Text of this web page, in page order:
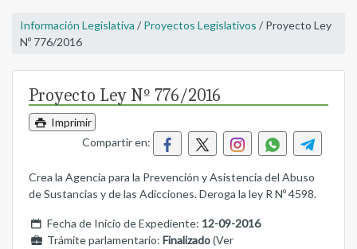
Información Legislativa / Proyectos Legislativos / Proyecto Ley
Nº 776/2016
Proyecto Ley Nº 776/2016
Imprimir
Compartir en:
Crea la Agencia para la Prevención y Asistencia del Abuso
de Sustancias y de las Adicciones. Deroga la ley R Nº 4598.
Fecha de Inicio de Expediente: 12-09-2016
Trámite parlamentario: Finalizado(Ver